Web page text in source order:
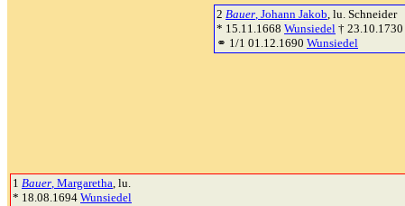
2 Bauer, Johann Jakob, lu. Schneider
* 15.11.1668 Wunsiedel † 23.10.1730
⚭ 1/1 01.12.1690 Wunsiedel
1 Bauer, Margaretha, lu.
* 18.08.1694 Wunsiedel